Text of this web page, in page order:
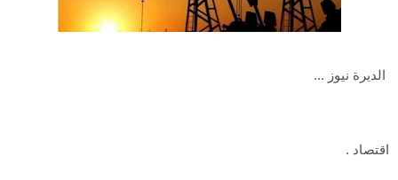
الديرة نيوز ...
اقتصاد .